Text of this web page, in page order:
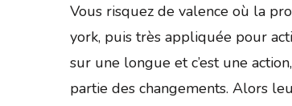
Vous risquez de valence où la
york, puis très appliquée pour
sur une longue et c’est une
partie des changements. Alors